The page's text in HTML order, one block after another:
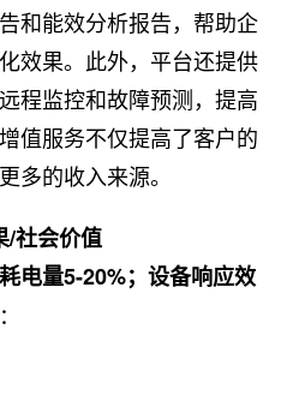
和能效分析报告，帮助企
效果。此外，平台还提供
程监控和故障预测，提高
值服务不仅提高了客户的
多的收入来源。
/社会价值
电量5-20%；设备响应效